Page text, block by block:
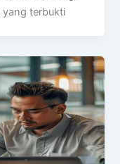
yang terbukti